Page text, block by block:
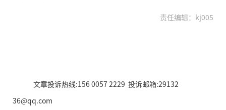
责任编辑：kj005
文章投诉热线:156 0057 2229 投诉邮箱:29132
36@qq.com